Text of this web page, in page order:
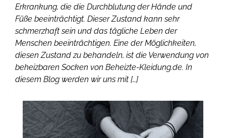
Erkrankung, die die Durchblutung der Hände und
Füße beeinträchtigt. Dieser Zustand kann sehr
schmerzhaft sein und das tägliche Leben der
Menschen beeinträchtigen. Eine der Möglichkeiten,
diesen Zustand zu behandeln, ist die Verwendung von
beheizbaren Socken von Beheizte-Kleidung.de. In
diesem Blog werden wir uns mit […]